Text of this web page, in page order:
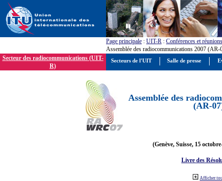
Page principale : UIT-R : Conférences et réunions
Assemblée des radiocommunications 2007 (AR-
Secteur des radiocommunications (UIT-
R)
Assemblée des
(AR-
(Genève, Suisse, 15
Livre des
Afficher
Secteurs de l'UIT Salle de presse